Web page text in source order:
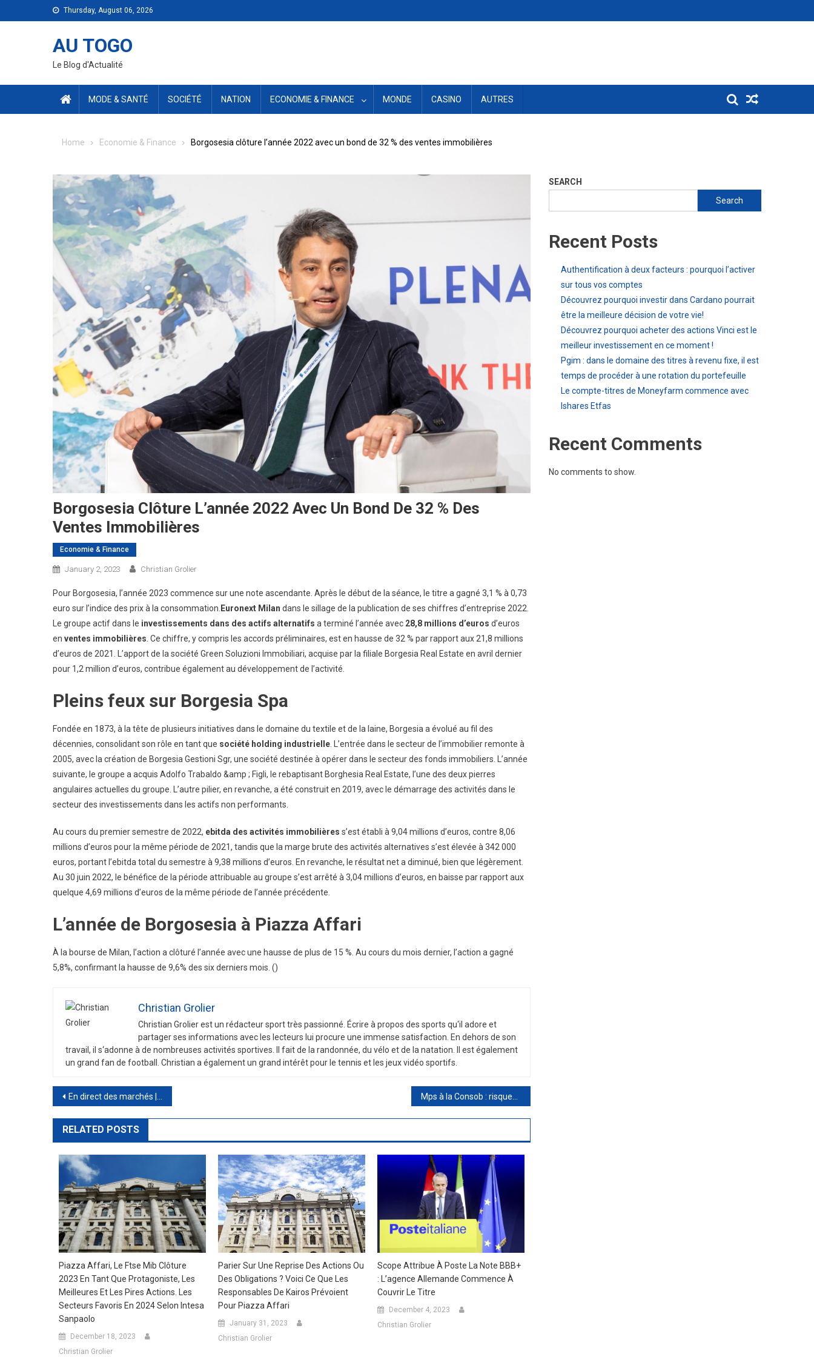
to
Thursday, August 06, 2026
AU TOGO
Le Blog d'Actualité
MODE & SANTÉ SOCIÉTÉ NATION ECONOMIE & FINANCE MONDE CASINO AUTRES
Home Economie & Finance Borgosesia clôture l’année 2022 avec un bond de 32 % des ventes immobilières
Borgosesia Clôture L’année 2022 Avec Un Bond De 32 % Des
Ventes Immobilières
Economie & Finance
January 2, 2023 Christian Grolier
Pour Borgosesia, l’année 2023 commence sur une note ascendante. Après le début de la séance, le titre a gagné 3,1 % à 0,73
euro sur l’indice des prix à la consommation. Euronext Milan dans le sillage de la publication de ses chiffres d’entreprise 2022.
Le groupe actif dans le investissements dans des actifs alternatifs a terminé l’année avec 28,8 millions d’euros d’euros
en ventes immobilières . Ce chiffre, y compris les accords préliminaires, est en hausse de 32 % par rapport aux 21,8 millions
d’euros de 2021. L’apport de la société Green Soluzioni Immobiliari, acquise par la filiale Borgesia Real Estate en avril dernier
pour 1,2 million d’euros, contribue également au développement de l’activité.
Pleins feux sur Borgesia Spa
Fondée en 1873, à la tête de plusieurs initiatives dans le domaine du textile et de la laine, Borgesia a évolué au fil des
décennies, consolidant son rôle en tant que société holding industrielle . L’entrée dans le secteur de l’immobilier remonte à
2005, avec la création de Borgesia Gestioni Sgr, une société destinée à opérer dans le secteur des fonds immobiliers. L’année
suivante, le groupe a acquis Adolfo Trabaldo &amp ; Figli, le rebaptisant Borghesia Real Estate, l’une des deux pierres
angulaires actuelles du groupe. L’autre pilier, en revanche, a été construit en 2019, avec le démarrage des activités dans le
secteur des investissements dans les actifs non performants.
Au cours du premier semestre de 2022, ebitda des activités immobilières s’est établi à 9,04 millions d’euros, contre 8,06
millions d’euros pour la même période de 2021, tandis que la marge brute des activités alternatives s’est élevée à 342 000
euros, portant l’ebitda total du semestre à 9,38 millions d’euros. En revanche, le résultat net a diminué, bien que légèrement.
Au 30 juin 2022, le bénéfice de la période attribuable au groupe s’est arrêté à 3,04 millions d’euros, en baisse par rapport aux
quelque 4,69 millions d’euros de la même période de l’année précédente.
L’année de Borgosesia à Piazza Affari
À la bourse de Milan, l’action a clôturé l’année avec une hausse de plus de 15 %. Au cours du mois dernier, l’action a gagné
5,8%, confirmant la hausse de 9,6% des six derniers mois. ()
Christian Grolier
Christian Gro lierestun rédacteursporttrès passionné Écrire à propos des sports qu‘il adore et
partagerses informations avec les lecteurs ui procure une immense satisfaction En dehors de son
travail , il s‘adonne à de nombreuses activités sportives faitde la randonnée, du vé lo etde la natation estégal ement
un grand fan de football Christian a égal ementun grand intérêtpour le tennis et les jeuxvidéo sportifs
Post
navigation
En direct des marchés | Ftse Mib plus de 24.000 points. Le gaz chute de 75% par rapport aux sommets. Voici les 5 raisons de cette baisse
RELATED POSTS
Piazza Affari, Le Ftse Mib Clôture
2023 En Tant Que Protagoniste, Les
Meilleures Et Les Pires Actions. Les
Secteurs Favoris En 2024 Selon Intesa
Sanpaolo
December 18, 2023
Christian Grolier
Parier Sur Une Reprise Des Actions Ou
Des Obligations ? Voici Ce Que Les
Responsables De Kairos Prévoient
Pour Piazza Affari
January 31, 2023
Christian Grolier
Scope Attribue À Poste La Note BBB+
: L’agence Allemande Commence À
Couvrir Le Titre
December 4, 2023
Christian Grolier
SEARCH
Search
Recent Posts
Authentification à deux facteurs : pourquoi l’activer
sur tous vos comptes
Découvrez pourquoi investir dans Cardano pourrait
être la meilleure décision de votre vie!
Découvrez pourquoi acheter des actions Vinci est le
meilleur investissement en ce moment !
Pgim : dans le domaine des titres à revenu fixe, il est
temps de procéder à une rotation du portefeuille
Le compte-titres de Moneyfarm commence avec
Ishares Etfas
Recent Comments
No comments to show.